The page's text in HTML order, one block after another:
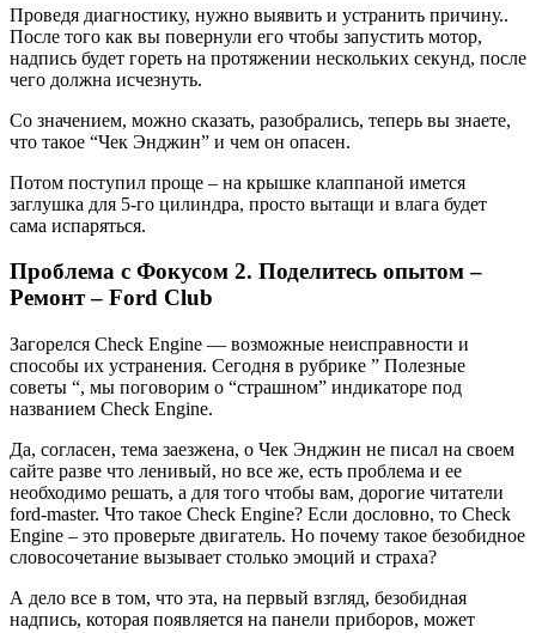
Проведя диагностику, нужно выявить и устранить причину..
После того как вы повернули его чтобы запустить мотор,
надпись будет гореть на протяжении нескольких секунд, после
чего должна исчезнуть.
Со значением, можно сказать, разобрались, теперь вы знаете,
что такое “Чек Энджин” и чем он опасен.
Потом поступил проще – на крышке клаппаной имется
заглушка для 5-го цилиндра, просто вытащи и влага будет
сама испаряться.
Проблема с Фокусом 2. Поделитесь опытом –
Ремонт – Ford Club
Загорелся Check Engine — возможные неисправности и
способы их устранения. Сегодня в рубрике ” Полезные
советы “, мы поговорим о “страшном” индикаторе под
названием Check Engine.
Да, согласен, тема заезжена, о Чек Энджин не писал на своем
сайте разве что ленивый, но все же, есть проблема и ее
необходимо решать, а для того чтобы вам, дорогие читатели
ford-master. Что такое Check Engine? Если дословно, то Check
Engine – это проверьте двигатель. Но почему такое безобидное
словосочетание вызывает столько эмоций и страха?
А дело все в том, что эта, на первый взгляд, безобидная
надпись, которая появляется на панели приборов, может